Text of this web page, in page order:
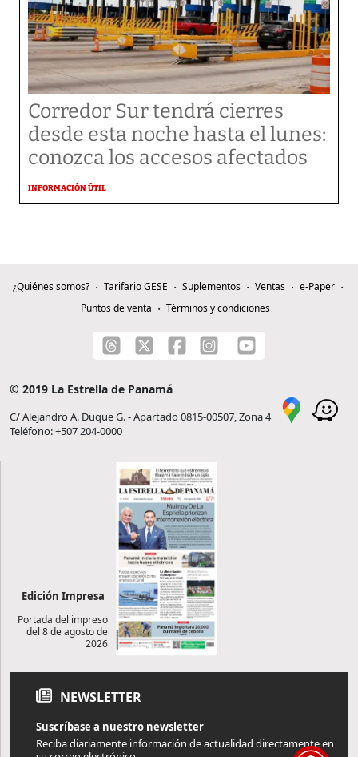
Corredor Sur tendrá cierres
desde esta noche hasta el lunes:
conozca los accesos afectados
INFORMACIÓN ÚTIL
¿Quiénes somos? Tarifario GESE Suplementos Ventas
e-Paper
Puntos de venta
Términos y condiciones
© 2019 La Estrella de Panamá
C/ Alejandro A. Duque G. - Apartado 0815-00507, Zona 4
Teléfono: +507 204-0000
Edición Impresa
Portada del impreso
del 8 de agosto de
2026
NEWSLETTER
Suscríbase a nuestro newsletter
Reciba diariamente información de actualidad directamente en